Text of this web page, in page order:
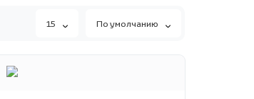
15 По умолчанию